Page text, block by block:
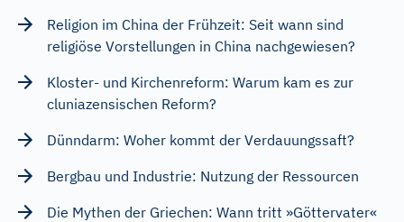
Religion im China der Frühzeit: Seit wann sind
religiöse Vorstellungen in China nachgewiesen?
Kloster- und Kirchenreform: Warum kam es zur
cluniazensischen Reform?
Dünndarm: Woher kommt der Verdauungssaft?
Bergbau und Industrie: Nutzung der Ressourcen
Die Mythen der Griechen: Wann tritt »Göttervater«